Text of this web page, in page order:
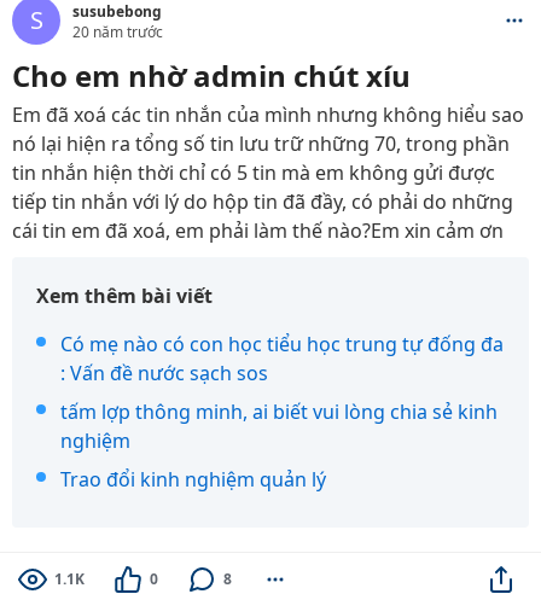
S
susubebong
20 năm trước
Cho em nhờ admin chút xíu
Em đã xoá các tin nhắn của mình nhưng không hiểu sao
nó lại hiện ra tổng số tin lưu trữ những 70, trong phần
tin nhắn hiện thời chỉ có 5 tin mà em không gửi được
tiếp tin nhắn với lý do hộp tin đã đầy, có phải do những
cái tin em đã xoá, em phải làm thế nào?Em xin cảm ơn
Xem thêm bài viết
Có mẹ nào có con học tiểu học trung tự đống đa
: Vấn đề nước sạch sos
tấm lợp thông minh, ai biết vui lòng chia sẻ kinh
nghiệm
Trao đổi kinh nghiệm quản lý
1.1K 0 8